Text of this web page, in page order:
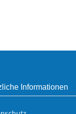
Informationen